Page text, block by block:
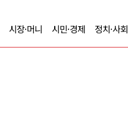
시장·머니 시민·경제 정치·사회